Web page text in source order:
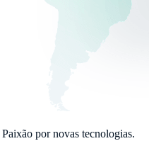
Paixão por novas tecnologias.